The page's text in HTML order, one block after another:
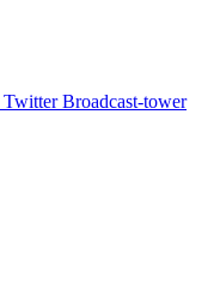
Twitter Broadcast-tower